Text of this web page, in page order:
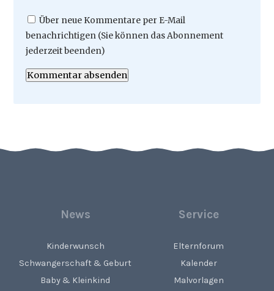
Über neue Kommentare per E-Mail
benachrichtigen (Sie können das Abonnement
jederzeit beenden)
Kommentar absenden
News
Kinderwunsch
Schwangerschaft & Geburt
Baby & Kleinkind
Service
Elternforum
Kalender
Malvorlagen